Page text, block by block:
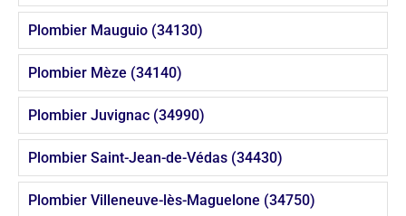
Plombier Mauguio (34130)
Plombier Mèze (34140)
Plombier Juvignac (34990)
Plombier Saint-Jean-de-Védas (34430)
Plombier Villeneuve-lès-Maguelone (34750)